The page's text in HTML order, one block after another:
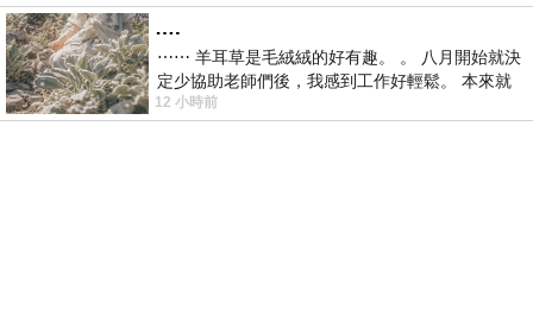
….
⋯⋯ 羊耳草是毛絨絨的好有趣。 。 八月開始就決
定少協助老師們後，我感到工作好輕鬆。 本來就
不是我的工作啊。 真
12 小時前